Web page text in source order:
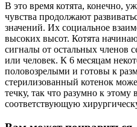
В это время котята, конечно,
чувства продолжают
значений. Их социальное
высоких высот. Котята
сигналы от остальных членов
или человек. К 6 месяцам
половозрелыми и готовы к
стерилизованный котенок
течку, так что разумно к этому
соответствующую